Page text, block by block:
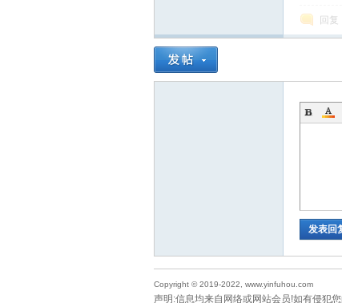
源
回复
发表回
Copyright © 2019-2022, www.yinfuhou.com
声明:信息均来自网络或网站会员!如有侵犯